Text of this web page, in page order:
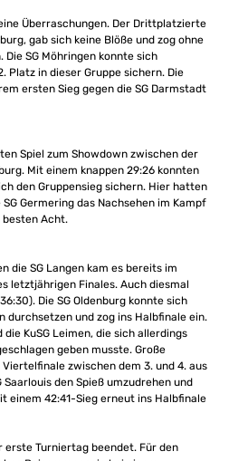
Überraschungen. Der Drittplatzierte
gab sich keine Blöße und zog ohne
SG Möhringen konnte sich
Platz in dieser Gruppe sichern. Die
ersten Sieg gegen die SG Darmstadt
Spiel zum Showdown zwischen der
Mit einem knappen 29:26 konnten
den Gruppensieg sichern. Hier hatten
Germering das Nachsehen im Kampf
besten Acht.
die SG Langen kam es bereits im
letztjährigen Finales. Auch diesmal
Die SG Oldenburg konnte sich
durchsetzen und zog ins Halbfinale ein.
KuSG Leimen, die sich allerdings
geben musste. Große
zwischen dem 3. und 4. aus
Saarlouis den Spieß umzudrehen und
einem 42:41-Sieg erneut ins Halbfinale
Turniertag beendet. Für den